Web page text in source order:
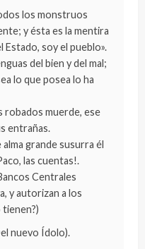
los monstruos
y ésta es la mentira
Estado, soy el pueblo».
del bien y del mal;
lo que posea lo ha
robados muerde, ese
entrañas.
grande susurra él
las cuentas!.
Centrales
y autorizan a los
nuevo Ídolo).